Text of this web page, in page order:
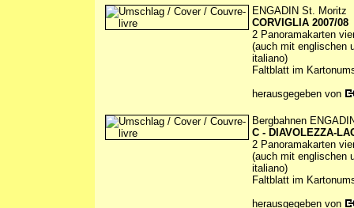
ENGADIN St. Moritz
CORVIGLIA 2007/08
2 Panoramakarten
(auch mit englischen
italiano)
Faltblatt im
herausgegeben von
Bergbahnen
C - DIAVOLEZZA-
2 Panoramakarten
(auch mit englischen
italiano)
Faltblatt im
herausgegeben von